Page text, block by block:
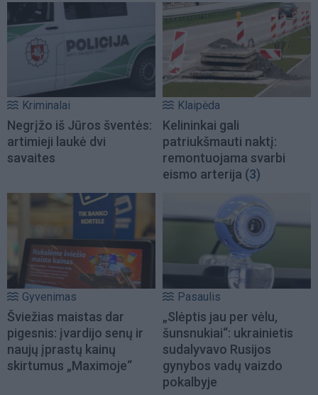
Kriminalai
Negrįžo iš Jūros šventės:
artimieji laukė dvi
savaites
Klaipėda
Kelininkai gali
patriukšmauti naktį:
remontuojama svarbi
eismo arterija (3)
Gyvenimas
Šviežias maistas dar
pigesnis: įvardijo senų ir
naujų įprastų kainų
skirtumus „Maximoje“
Pasaulis
„Slėptis jau per vėlu,
šunsnukiai“: ukrainietis
sudalyvavo Rusijos
gynybos vadų vaizdo
pokalbyje